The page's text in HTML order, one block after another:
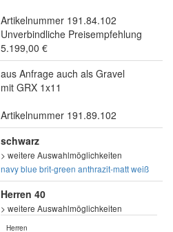
Artikelnummer 191.84.102
Unverbindliche Preisempfehlung
5.199,00 €
aus Anfrage auch als Gravel
mit GRX 1x11
Artikelnummer 191.89.102
schwarz
> weitere Auswahlmöglichkeiten
navy blue brit-green anthrazit-mattweiß
Herren 40
> weitere Auswahlmöglichkeiten
Herren